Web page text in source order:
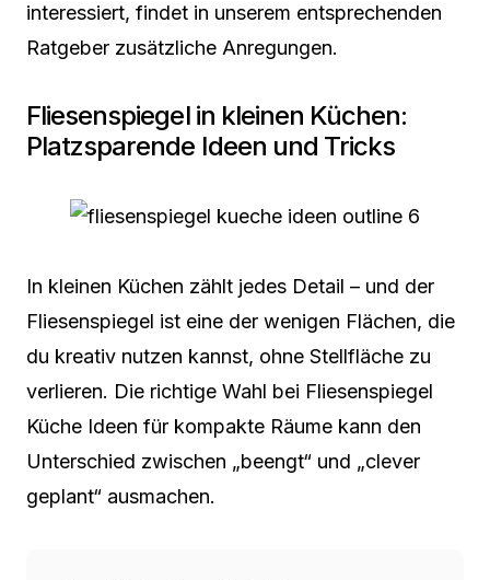
interessiert, findet in unserem entsprechenden
Ratgeber zusätzliche Anregungen.
Fliesenspiegel in kleinen Küchen:
Platzsparende Ideen und Tricks
In kleinen Küchen zählt jedes Detail – und der
Fliesenspiegel ist eine der wenigen Flächen, die
du kreativ nutzen kannst, ohne Stellfläche zu
verlieren. Die richtige Wahl bei Fliesenspiegel
Küche Ideen für kompakte Räume kann den
Unterschied zwischen „beengt“ und „clever
geplant“ ausmachen.